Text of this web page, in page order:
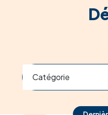
Catégorie